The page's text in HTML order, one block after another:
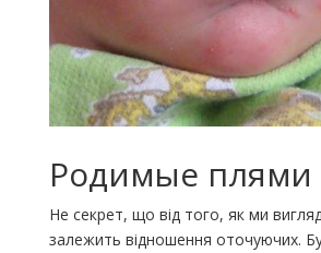
Родимые плями
Не секрет, що від того, як ми
залежить відношення оточуючих.